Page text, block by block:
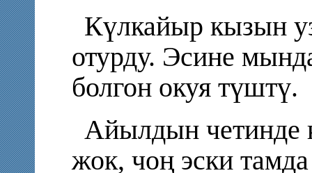
Күлкайыр кызын
отурду. Эсине
болгон окуя түштү.
Айылдын четинде
жок, чоң эски